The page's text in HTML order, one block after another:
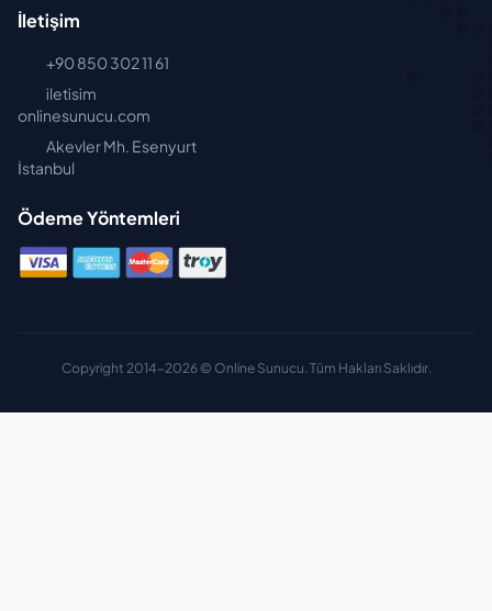
İletişim
+90 850 302 11 61
iletisim
onlinesunucu.com
Akevler Mh. Esenyurt
İstanbul
Ödeme Yöntemleri
Copyright 2014-2026 © Online Sunucu. Tüm Hakları Saklıdır.